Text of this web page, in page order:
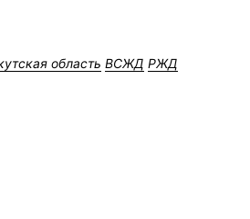
область ВСЖД РЖД